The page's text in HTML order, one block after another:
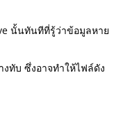
นั้นทันทีที่รู้ว่าข้อมูลหาย
ทับ ซึ่งอาจทำให้ไฟล์ดัง